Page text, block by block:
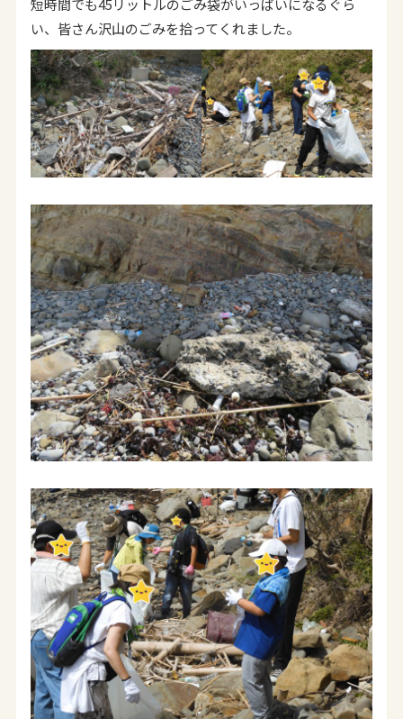
短時間でも45リットルのごみ袋がいっぱいになるぐら
い、皆さん沢山のごみを拾ってくれました。